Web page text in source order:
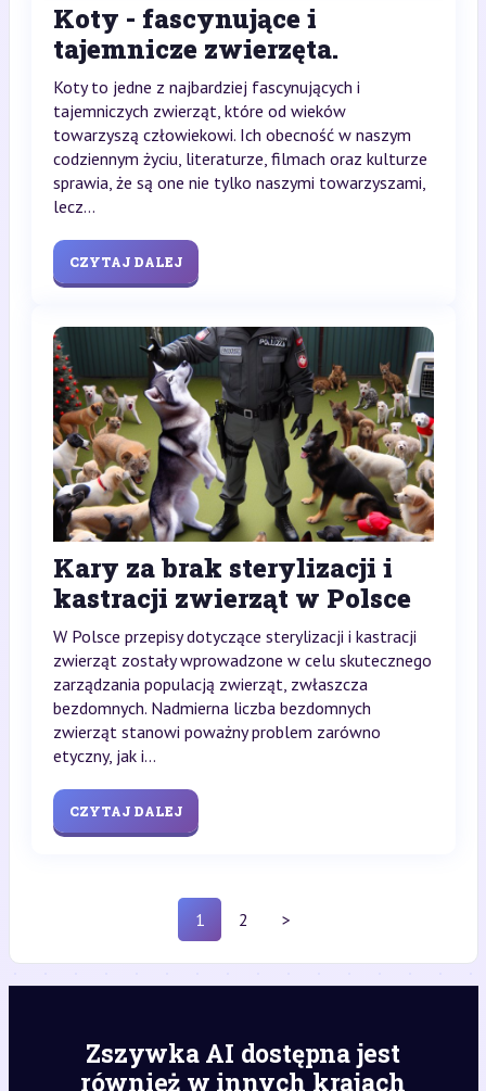
Koty - fascynujące i
tajemnicze zwierzęta.
Koty to jedne z najbardziej fascynujących i
tajemniczych zwierząt, które od wieków
towarzyszą człowiekowi. Ich obecność w naszym
codziennym życiu, literaturze, filmach oraz kulturze
sprawia, że są one nie tylko naszymi towarzyszami,
lecz...
CZYTAJ DALEJ
Kary za brak sterylizacji i
kastracji zwierząt w Polsce
W Polsce przepisy dotyczące sterylizacji i kastracji
zwierząt zostały wprowadzone w celu skutecznego
zarządzania populacją zwierząt, zwłaszcza
bezdomnych. Nadmierna liczba bezdomnych
zwierząt stanowi poważny problem zarówno
etyczny, jak i...
CZYTAJ DALEJ
1 2 >
Zszywka AI dostępna jest
również w innych krajach